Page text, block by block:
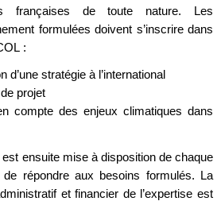
françaises de toute nature. Les
formulées doivent s’inscrire dans
:
d’une stratégie à l’international
projet
compte des enjeux climatiques dans
ensuite mise à disposition de chaque
répondre aux besoins formulés. La
et financier de l’expertise est